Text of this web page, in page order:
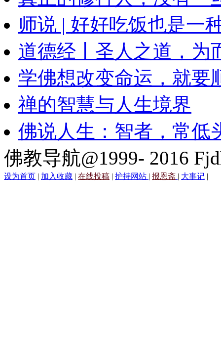
师说 | 好好吃饭也是一
道德经丨圣人之道，为
学佛想改变命运，就要
禅的智慧与人生境界
佛说人生：智者，常低
佛教导航@1999- 2016
设为首页 | 加入收藏 | 在线投稿 | 护持网站 | 报恩斋 | 大事记 |